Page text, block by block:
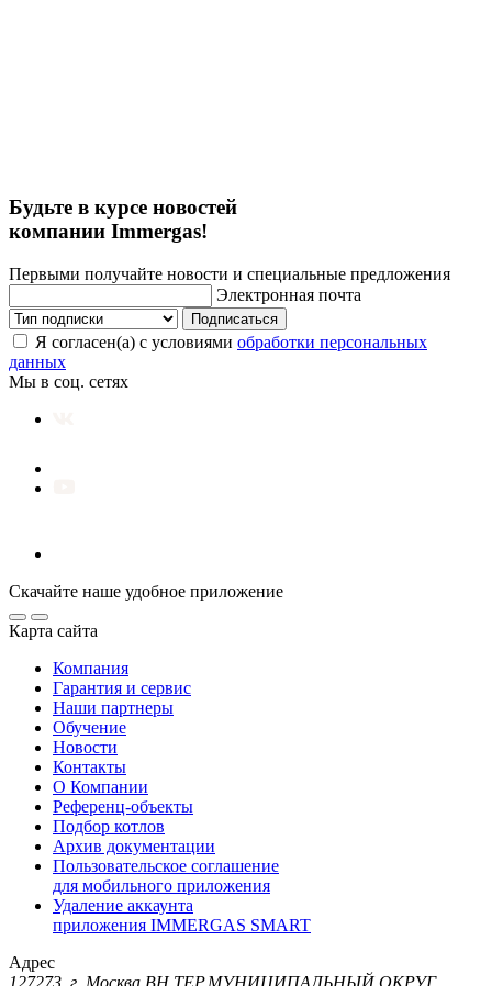
Будьте в курсе новостей
компании Immergas!
Первыми получайте новости и специальные предложения
Электронная почта
Подписаться
Я согласен(а) с условиями обработки персональных
данных
Мы в соц. сетях
Скачайте наше удобное приложение
Карта сайта
Компания
Гарантия и сервис
Наши партнеры
Обучение
Новости
Контакты
О Компании
Референц-объекты
Подбор котлов
Архив документации
Пользовательское соглашение
для мобильного приложения
Удаление аккаунта
приложения IMMERGAS SMART
Адрес
127273, г. Москва ВН.ТЕР.МУНИЦИПАЛЬНЫЙ ОКРУГ